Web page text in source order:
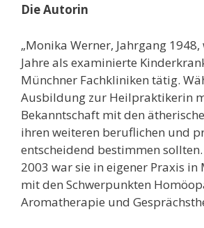
DieAutorin
„Monika Werner, Jahrgang
Jahre als examinierte
Münchner Fachkliniken tätig.
Ausbildung zur Heilpraktikerin
Bekanntschaft mit den
ihren weiteren beruflichen und
entscheidend bestimmen
2003 war sie in eigener Praxis
mit den Schwerpunkten
Aromatherapie und